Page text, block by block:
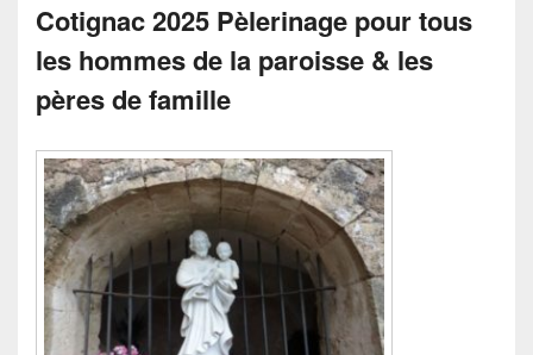
Cotignac 2025 Pèlerinage pour tous
les hommes de la paroisse & les
pères de famille